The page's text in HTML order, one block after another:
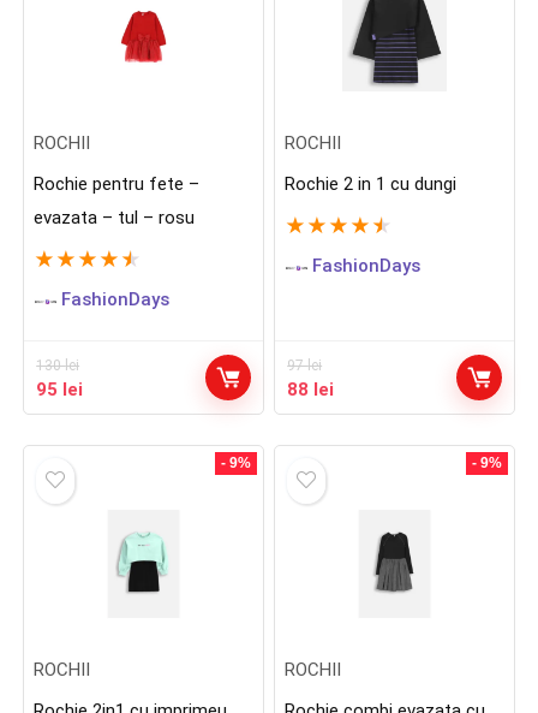
ROCHII
Rochie pentru fete –
evazata – tul – rosu
★ ★ ★ ★ ★
FashionDays
130lei
Prețul
inițial
130 lei.
95 lei
curent
ROCHII
Rochie 2 in 1 cu dungi
★ ★ ★ ★ ★
FashionDays
97lei
Prețul
inițial
97 lei.
88 lei
curent
- 9%
ROCHII
- 9%
ROCHII